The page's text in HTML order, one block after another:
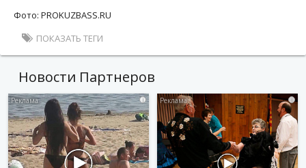
Фото: PROKUZBASS.RU
ПОКАЗАТЬ ТЕГИ
Новости Партнеров
i i